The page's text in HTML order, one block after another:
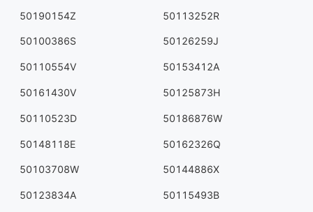
50190154Z 50113252R
50100386S 50126259J
50110554V 50153412A
50161430V 50125873H
50110523D 50186876W
50148118E 50162326Q
50103708W 50144886X
50123834A 50115493B